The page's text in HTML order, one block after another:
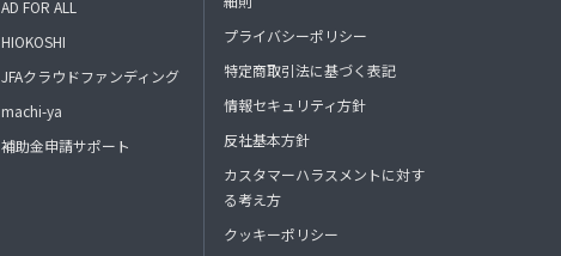
AD FOR ALL
HIOKOSHI
JFAクラウドファンディング
machi-ya
補助金申請サポート
プライバシーポリシー
特定商取引法に基づく表記
情報セキュリティ方針
反社基本方針
カスタマーハラスメントに対す
る考え方
クッキーポリシー